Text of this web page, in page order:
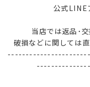
公式LINE
当店では返品･
破損などに関しては